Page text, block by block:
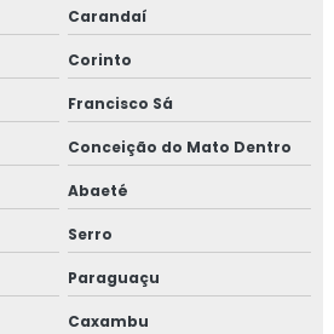
Carandaí
Corinto
Francisco Sá
Conceição do Mato Dentro
Abaeté
Serro
Paraguaçu
Caxambu